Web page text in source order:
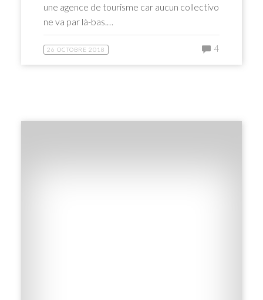
une agence de tourisme car aucun collectivo
ne va par là-bas.…
26 OCTOBRE 2018 4